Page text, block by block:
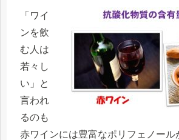
「ワイ
ンを飲
む人は
若々し
い」と
言われ
るのも
赤ワインには豊富なポリフェノール